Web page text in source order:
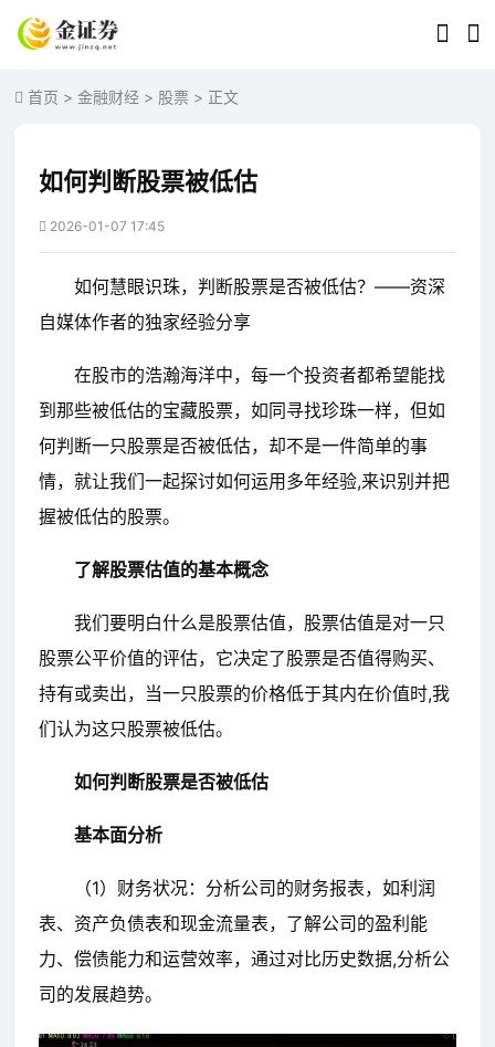
首页 >金融财经 > 股票 > 正文
如何判断股票被低估
2026-01-07 17:45
如何慧眼识珠，判断股票是否被低估？——资深
自媒体作者的独家经验分享
在股市的浩瀚海洋中，每一个投资者都希望能找
到那些被低估的宝藏股票，如同寻找珍珠一样，但如
何判断一只股票是否被低估，却不是一件简单的事
情，就让我们一起探讨如何运用多年经验,来识别并把
握被低估的股票。
了解股票估值的基本概念
我们要明白什么是股票估值，股票估值是对一只
股票公平价值的评估，它决定了股票是否值得购买、
持有或卖出，当一只股票的价格低于其内在价值时,我
们认为这只股票被低估。
如何判断股票是否被低估
基本面分析
（1）财务状况：分析公司的财务报表，如利润
表、资产负债表和现金流量表，了解公司的盈利能
力、偿债能力和运营效率，通过对比历史数据,分析公
司的发展趋势。